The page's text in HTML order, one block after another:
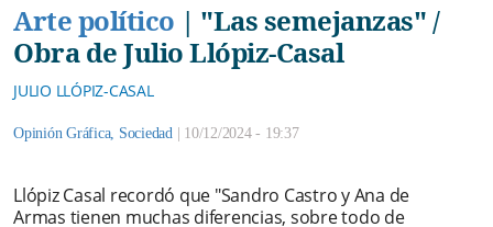
Arte político | "Las semejanzas" /
Obra de Julio Llópiz-Casal
JULIO LLÓPIZ-CASAL
Opinión Gráfica, Sociedad | 10/12/2024 - 19:37
Llópiz Casal recordó que "Sandro Castro y Ana de
Armas tienen muchas diferencias, sobre todo de